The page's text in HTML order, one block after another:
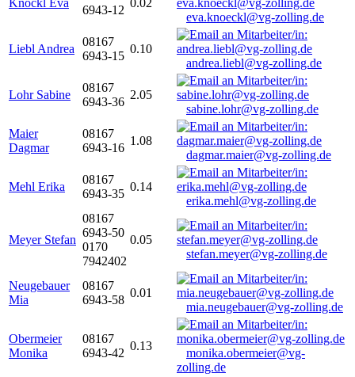
Knöckl Eva
6943-12
0.02
eva.knoeckl@vg-zolling.de
Liebl Andrea
08167
6943-15
0.10
andrea.liebl@vg-zolling.de
Lohr Sabine
08167
6943-36
2.05
sabine.lohr@vg-zolling.de
Maier
Dagmar
08167
6943-16
1.08
dagmar.maier@vg-zolling.de
Mehl Erika
08167
6943-35
0.14
erika.mehl@vg-zolling.de
Meyer Stefan
08167
6943-50
0170
7942402
0.05
stefan.meyer@vg-zolling.de
Neugebauer
Mia
08167
6943-58
0.01
mia.neugebauer@vg-zolling.de
Obermeier
Monika
08167
6943-42
0.13
monika.obermeier@vg-
zolling.de